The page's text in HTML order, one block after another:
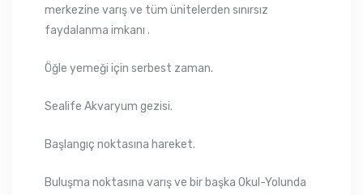
merkezine varış ve tüm ünitelerden sınırsız
faydalanma imkanı .
Öğle yemeği için serbest zaman.
Sealife Akvaryum gezisi.
Başlangıç noktasına hareket.
Buluşma noktasına varış ve bir başka Okul-Yolunda